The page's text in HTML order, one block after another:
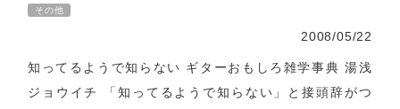
その他
2008/05/22
知ってるようで知らない ギターおもしろ雑学事典 湯浅
ジョウイチ 「知ってるようで知らない」と接頭辞がつ